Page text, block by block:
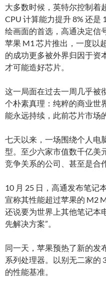
大多数时候，英特尔控制着
CPU 计算能力提升 8% 还是
绘画面的首选，高通决定信
苹果 M1 芯片推出，一度以
的成功更多被外界归因于
才可能造好芯片。
这一局面在过去一周几乎被
个朴素真理：纯粹的商业世
能永远持续，此前芯片市场
七天以来，一场围绕个人电
型。至少六家市值数千亿美
竞争关系的公司、甚至是合
10 月 25 日，高通发布笔记
宣称其性能超过苹果的 M2
还说要为世界上其他笔记本
先解决方案”。
同一天，苹果预热了新的发
系列处理器。以别无二家的
的性能基准。